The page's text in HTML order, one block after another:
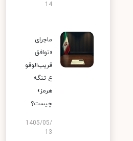
14
ماجرای
«توافق
قریب‌الوقو
ع تنگه
هرمز»
چیست؟
1405/05/
13